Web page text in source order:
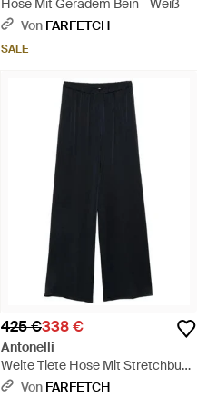
Hose Mit Geradem Bein - Weiß
Von FARFETCH
SALE
425 €338 €
Antonelli
Weite Tiete Hose Mit Stretchbund
- Blau
Von FARFETCH